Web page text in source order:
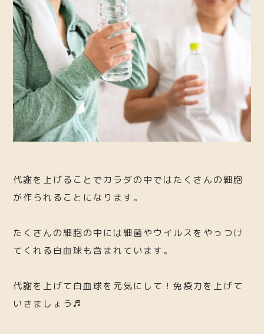
代謝を上げることでカラダの中ではたくさんの細胞
が作られることになります。
たくさんの細胞の中には細菌やウイルスをやっつけ
てくれる白血球も含まれています。
代謝を上げて白血球を元気にして！免疫力を上げて
いきましょう♬